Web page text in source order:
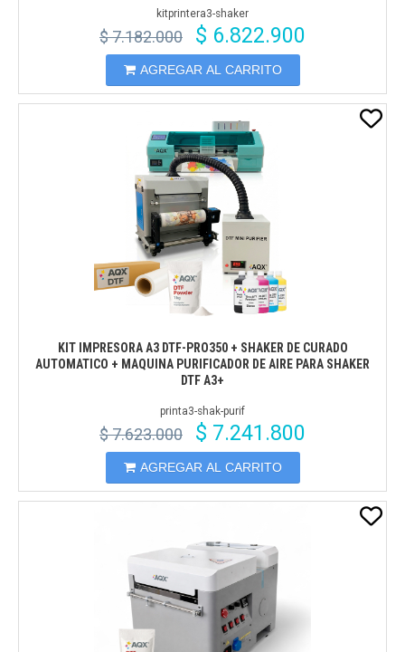
kitprintera3-shaker
$ 7.182.000 $ 6.822.900
AGREGAR AL CARRITO
KIT IMPRESORA A3 DTF-PRO350 + SHAKER DE CURADO
AUTOMATICO + MAQUINA PURIFICADOR DE AIRE PARA SHAKER
DTF A3+
printa3-shak-purif
$ 7.623.000 $ 7.241.800
AGREGAR AL CARRITO